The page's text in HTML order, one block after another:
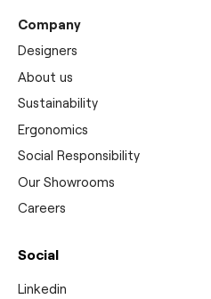
Company
Designers
About us
Sustainability
Ergonomics
Social Responsibility
Our Showrooms
Careers
Social
Linkedin